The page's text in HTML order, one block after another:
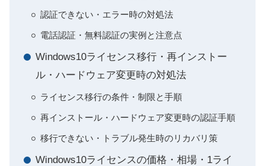
認証できない・エラー時の対処法
電話認証・無料認証の実例と注意点
Windows10ライセンス移行・再インストー
ル・ハードウェア変更時の対処法
ライセンス移行の条件・制限と手順
再インストール・ハードウェア変更時の認証手順
移行できない・トラブル発生時のリカバリ策
Windows10ライセンスの価格・相場・1ライ